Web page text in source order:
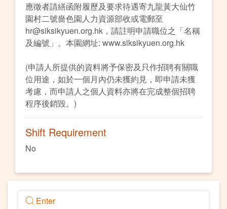
應徵者請繕函附履歷及要求待遇寄九龍黃大仙竹
園村二號嗇色園人力資源部收或電郵至
hr@siksikyuen.org.hk，請註明申請職位之「名稱
及編號」。本園網址: www.siksikyuen.org.hk
(申請人所提供的資料將予保密及只作招聘有關職
位用途，如於一個月內仍未獲約見，即申請未獲
考慮，而申請人之個人資料亦將在完成整個招聘
程序後銷毀。)
Shift Requirement
No